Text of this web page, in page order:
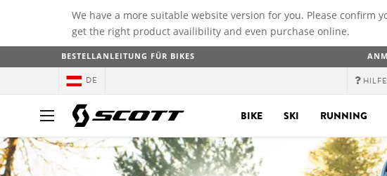
We have a more suitable website version for you. Please confirm
get the right product availibility and even purchase online.
BESTELLANLEITUNG FÜR BIKES
DE HILFE
BIKE SKI RUNNING